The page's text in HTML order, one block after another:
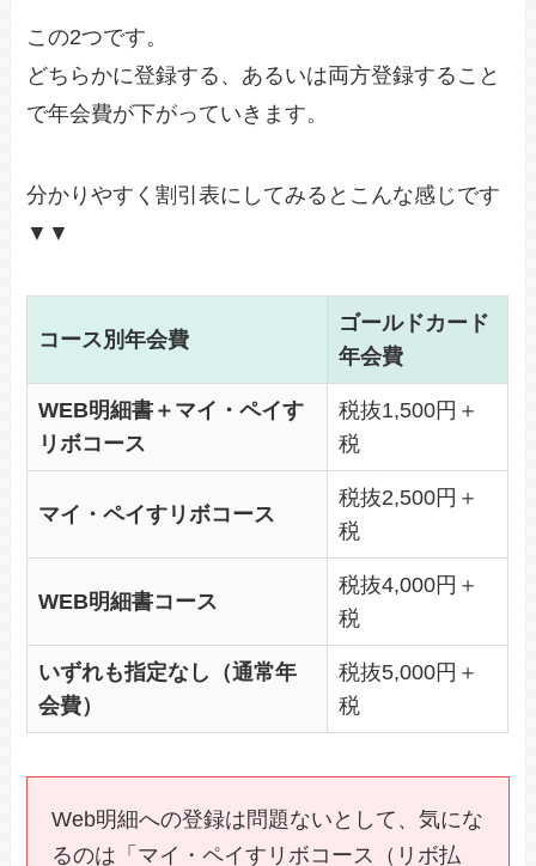
この2つです。
どちらかに登録する、あるいは両方登録すること
で年会費が下がっていきます。
分かりやすく割引表にしてみるとこんな感じです
▼▼
コース別年会費
ゴールドカード
年会費
WEB明細書＋マイ・ペイす
リボコース
税抜1,500円＋
税
マイ・ペイすリボコース
税抜2,500円＋
税
WEB明細書コース
税抜4,000円＋
税
いずれも指定なし（通常年
会費）
税抜5,000円＋
税
Web明細への登録は問題ないとして、気にな
るのは「マイ・ペイすリボコース（リボ払